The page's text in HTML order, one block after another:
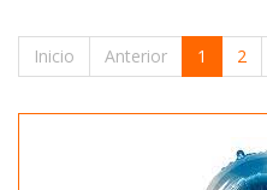
Inicio Anterior 1 2